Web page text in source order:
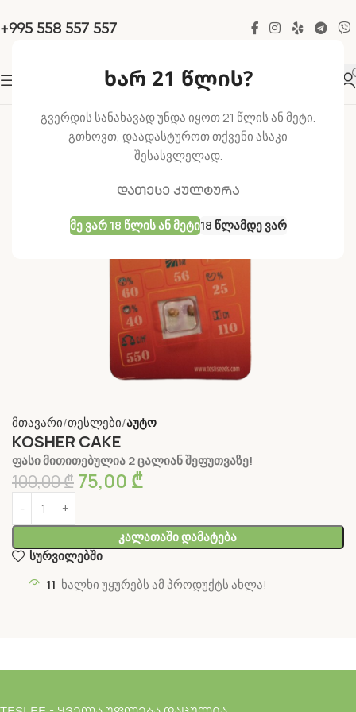
ხარ 21 წლის?
გვერდის სანახავად უნდა იყოთ 21 წლის ან მეტი.
გთხოვთ, დაადასტუროთ თქვენი ასაკი
შესასვლელად.
დათესე კულტურა
Მე Ვარ 18 Წლის Ან Მეტი18 Წლამდე Ვარ
+995 558 557 557
მთავარი თესლები აუტო
KOSHER CAKE
ფასი მითითებულია 2 ცალიან შეფუთვაზე!
100,00₾ 75,00 ₾
Კალათაში Დამატება
სურვილებში
11 ხალხი უყურებს ამ პროდუქტს ახლა!